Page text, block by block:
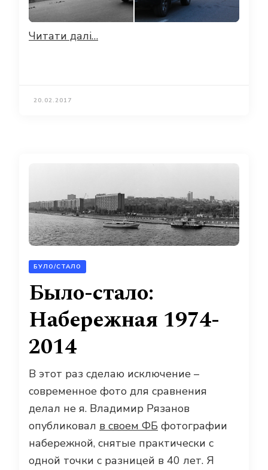
Читати далі…
20.02.2017
БУЛО/СТАЛО
Было-стало:
Набережная 1974-
2014
В этот раз сделаю исключение –
современное фото для сравнения
делал не я. Владимир Рязанов
опубликовал в своем ФБ фотографии
набережной, снятые практически с
одной точки с разницей в 40 лет. Я